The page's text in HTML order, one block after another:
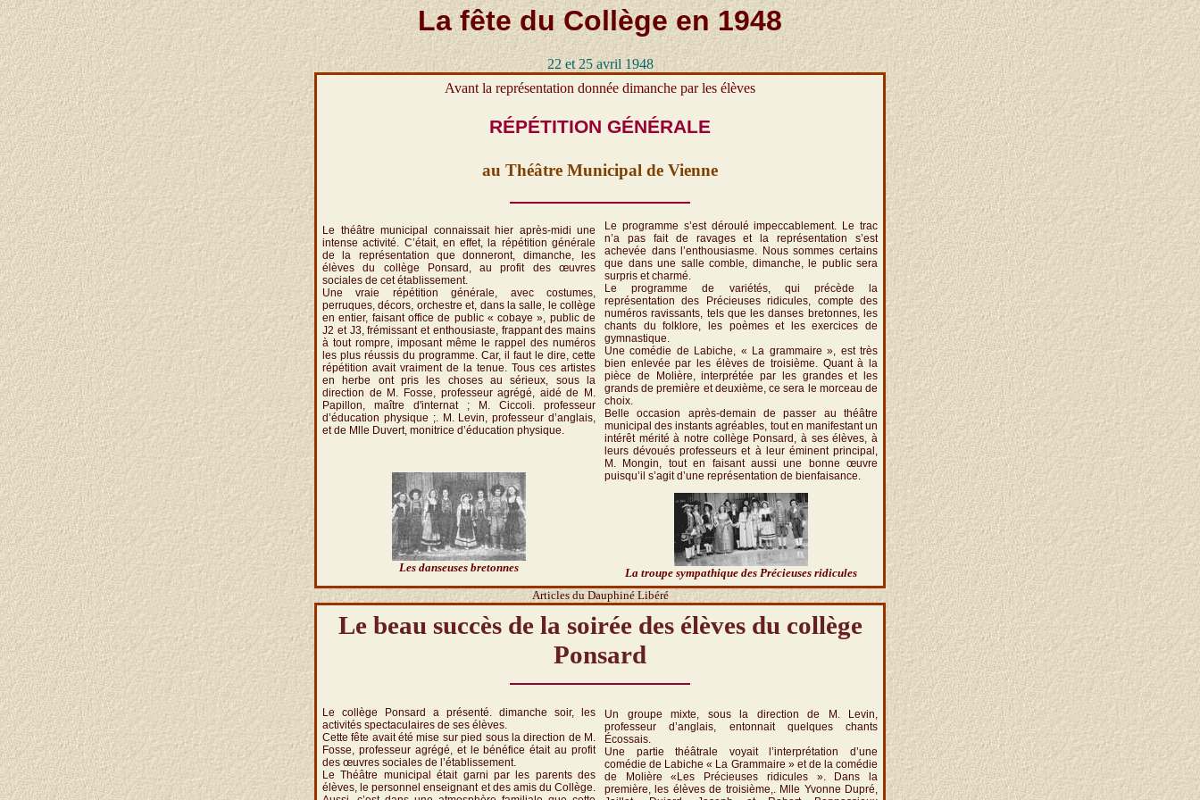
La fête du Collège en 1948
22 et 25 avril 1948
Avant la représentation donnée dimanche par les élèves
RÉPÉTITION GÉNÉRALE
au Théâtre Municipal de Vienne
Le théâtre municipal connaissait hier après-midi une
intense activité. C’était, en effet, la répétition générale
de la représentation que donneront, dimanche, les
élèves du collège Ponsard, au profit des œuvres
sociales de cet établissement.
Une vraie répétition générale, avec costumes,
perruques, décors, orchestre et, dans la salle, le collège
en entier, faisant office de public « cobaye », public de
J2 et J3, frémissant et enthousiaste, frappant des mains
à tout rompre, imposant même le rappel des numéros
les plus réussis du programme. Car, il faut le dire, cette
répétition avait vraiment de la tenue. Tous ces artistes
en herbe ont pris les choses au sérieux, sous la
direction de M. Fosse, professeur agrégé, aidé de M.
Papillon, maître d'internat ; M. Ciccoli. professeur
d’éducation physique ;. M. Levin, professeur d’anglais,
et de Mlle Duvert, monitrice d’éducation physique.
Les danseuses bretonnes
Le programme s’est déroulé impeccablement. Le trac
n’a pas fait de ravages et la représentation s’est
achevée dans l’enthousiasme. Nous sommes certains
que dans une salle comble, dimanche, le public sera
surpris et charmé.
Le programme de variétés, qui précède la
représentation des Précieuses ridicules, compte des
numéros ravissants, tels que les danses bretonnes, les
chants du folklore, les poèmes et les exercices de
gymnastique.
Une comédie de Labiche, « La grammaire », est très
bien enlevée par les élèves de troisième. Quant à la
pièce de Molière, interprétée par les grandes et les
grands de première et deuxième, ce sera le morceau de
choix.
Belle occasion après-demain de passer au théâtre
municipal des instants agréables, tout en manifestant un
intérêt mérité à notre collège Ponsard, à ses élèves, à
leurs dévoués professeurs et à leur éminent principal,
M. Mongin, tout en faisant aussi une bonne œuvre
puisqu’il s’agit d’une représentation de bienfaisance.
La troupe sympathique des Précieuses ridicules
Articles du Dauphiné Libéré
Le beau succès de la soirée des élèves du collège
Ponsard
Le collège Ponsard a présenté. dimanche soir, les
activités spectaculaires de ses élèves.
Cette fête avait été mise sur pied sous la direction de M.
Fosse, professeur agrégé, et le bénéfice était au profit
des œuvres sociales de l’établissement.
Le Théâtre municipal était garni par les parents des
élèves, le personnel enseignant et des amis du Collège.
Un groupe mixte, sous la direction de M. Levin,
professeur d’anglais, entonnait quelques chants
Écossais.
Une partie théâtrale voyait l’interprétation d’une
comédie de Labiche « La Grammaire » et de la comédie
de Molière «Les Précieuses ridicules ». Dans la
première, les élèves de troisième,. Mlle Yvonne Dupré,